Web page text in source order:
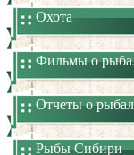
Охота
Фильмы о
Отчеты о
Рыбы Сибири